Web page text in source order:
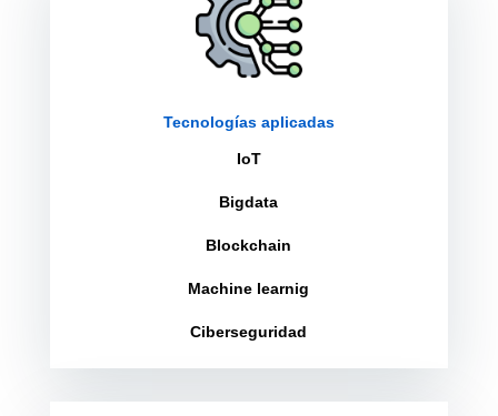
Tecnologías aplicadas
IoT
Bigdata
Blockchain
Machine learnig
Ciberseguridad